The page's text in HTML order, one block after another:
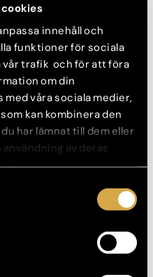
innehåll och
funktioner för sociala
vår trafik och för att föra
om din
med våra sociala medier,
kan kombinera den
har lämnat till dem eller
av deras
kategorier du
kategori används.
är helt normala. Det är
”rätt” eller ”fel” utseende
är naturliga och
viktigt att rådgöra med en
diskutera dina bekymmer